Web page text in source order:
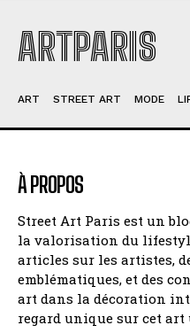
ARTPARIS
ART STREET ART MODE
À PROPOS
Street Art Paris est un
la valorisation du
articles sur les artistes,
emblématiques, et des
art dans la décoration
regard unique sur cet